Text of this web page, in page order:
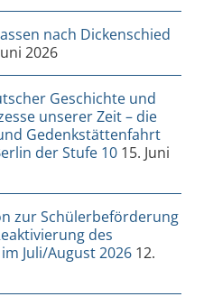
nach Dickenschied
2026
Geschichte und
unserer Zeit – die
Gedenkstättenfahrt
der Stufe 10 15. Juni
zur Schülerbeförderung
des
Juli/August 2026 12.